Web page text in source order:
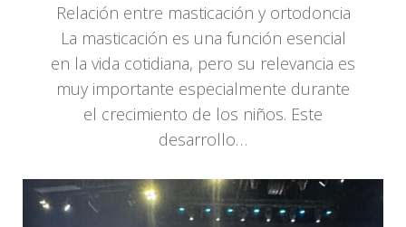
Relación entre masticación y ortodoncia
La masticación es una función esencial
en la vida cotidiana, pero su relevancia es
muy importante especialmente durante
el crecimiento de los niños. Este
desarrollo…